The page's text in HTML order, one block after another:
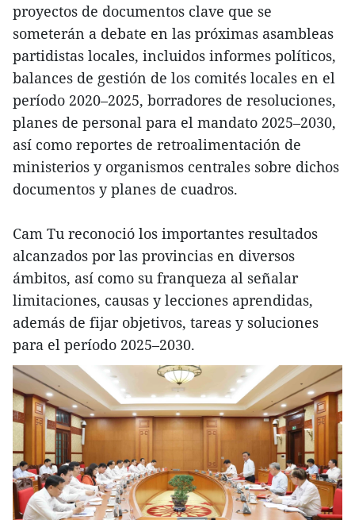
proyectos de documentos clave que se
someterán a debate en las próximas asambleas
partidistas locales, incluidos informes políticos,
balances de gestión de los comités locales en el
período 2020–2025, borradores de resoluciones,
planes de personal para el mandato 2025–2030,
así como reportes de retroalimentación de
ministerios y organismos centrales sobre dichos
documentos y planes de cuadros.
Cam Tu reconoció los importantes resultados
alcanzados por las provincias en diversos
ámbitos, así como su franqueza al señalar
limitaciones, causas y lecciones aprendidas,
además de fijar objetivos, tareas y soluciones
para el período 2025–2030.